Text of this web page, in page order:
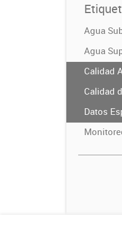
Agua
Agua
Calidad
Calidad
Datos